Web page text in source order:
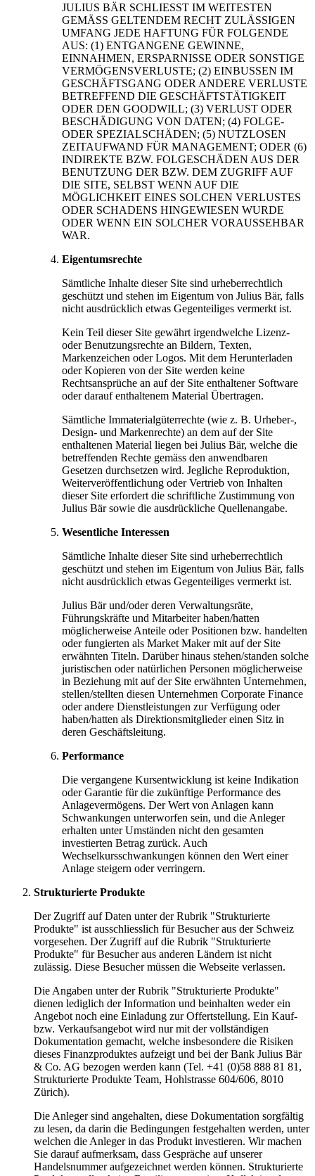
JULIUS BÄR SCHLIESST IM WEITESTEN
GEMÄSS GELTENDEM RECHT ZULÄSSIGEN
UMFANG JEDE HAFTUNG FÜR FOLGENDE
AUS: (1) ENTGANGENE GEWINNE,
EINNAHMEN, ERSPARNISSE ODER SONSTIGE
VERMÖGENSVERLUSTE; (2) EINBUSSEN IM
GESCHÄFTSGANG ODER ANDERE VERLUSTE
BETREFFEND DIE GESCHÄFTSTÄTIGKEIT
ODER DEN GOODWILL; (3) VERLUST ODER
BESCHÄDIGUNG VON DATEN; (4) FOLGE-
ODER SPEZIALSCHÄDEN; (5) NUTZLOSEN
ZEITAUFWAND FÜR MANAGEMENT; ODER (6)
INDIREKTE BZW. FOLGESCHÄDEN AUS DER
BENUTZUNG DER BZW. DEM ZUGRIFF AUF
DIE SITE, SELBST WENN AUF DIE
MÖGLICHKEIT EINES SOLCHEN VERLUSTES
ODER SCHADENS HINGEWIESEN WURDE
ODER WENN EIN SOLCHER VORAUSSEHBAR
WAR.
Eigentumsrechte
Sämtliche Inhalte dieser Site sind urheberrechtlich
geschützt und stehen im Eigentum von Julius Bär, falls
nicht ausdrücklich etwas Gegenteiliges vermerkt ist.
Kein Teil dieser Site gewährt irgendwelche Lizenz-
oder Benutzungsrechte an Bildern, Texten,
Markenzeichen oder Logos. Mit dem Herunterladen
oder Kopieren von der Site werden keine
Rechtsansprüche an auf der Site enthaltener Software
oder darauf enthaltenem Material Übertragen.
Sämtliche Immaterialgüterrechte (wie z. B. Urheber-,
Design- und Markenrechte) an dem auf der Site
enthaltenen Material liegen bei Julius Bär, welche die
betreffenden Rechte gemäss den anwendbaren
Gesetzen durchsetzen wird. Jegliche Reproduktion,
Weiterveröffentlichung oder Vertrieb von Inhalten
dieser Site erfordert die schriftliche Zustimmung von
Julius Bär sowie die ausdrückliche Quellenangabe.
Wesentliche Interessen
Sämtliche Inhalte dieser Site sind urheberrechtlich
geschützt und stehen im Eigentum von Julius Bär, falls
nicht ausdrücklich etwas Gegenteiliges vermerkt ist.
Julius Bär und/oder deren Verwaltungsräte,
Führungskräfte und Mitarbeiter haben/hatten
möglicherweise Anteile oder Positionen bzw. handelten
oder fungierten als Market Maker mit auf der Site
erwähnten Titeln. Darüber hinaus stehen/standen solche
juristischen oder natürlichen Personen möglicherweise
in Beziehung mit auf der Site erwähnten Unternehmen,
stellen/stellten diesen Unternehmen Corporate Finance
oder andere Dienstleistungen zur Verfügung oder
haben/hatten als Direktionsmitglieder einen Sitz in
deren Geschäftsleitung.
Performance
Die vergangene Kursentwicklung ist keine Indikation
oder Garantie für die zukünftige Performance des
Anlagevermögens. Der Wert von Anlagen kann
Schwankungen unterworfen sein, und die Anleger
erhalten unter Umständen nicht den gesamten
investierten Betrag zurück. Auch
Wechselkursschwankungen können den Wert einer
Anlage steigern oder verringern.
Strukturierte Produkte
Der Zugriff auf Daten unter der Rubrik "Strukturierte
Produkte" ist ausschliesslich für Besucher aus der Schweiz
vorgesehen. Der Zugriff auf die Rubrik "Strukturierte
Produkte" für Besucher aus anderen Ländern ist nicht
zulässig. Diese Besucher müssen die Webseite verlassen.
Die Angaben unter der Rubrik "Strukturierte Produkte"
dienen lediglich der Information und beinhalten weder ein
Angebot noch eine Einladung zur Offertstellung. Ein Kauf-
bzw. Verkaufsangebot wird nur mit der vollständigen
Dokumentation gemacht, welche insbesondere die Risiken
dieses Finanzproduktes aufzeigt und bei der Bank Julius Bär
& Co. AG bezogen werden kann (Tel. +41 (0)58 888 81 81,
Strukturierte Produkte Team, Hohlstrasse 604/606, 8010
Zürich).
Die Anleger sind angehalten, diese Dokumentation sorgfältig
zu lesen, da darin die Bedingungen festgehalten werden, unter
welchen die Anleger in das Produkt investieren. Wir machen
Sie darauf aufmerksam, dass Gespräche auf unserer
Handelsnummer aufgezeichnet werden können. Strukturierte